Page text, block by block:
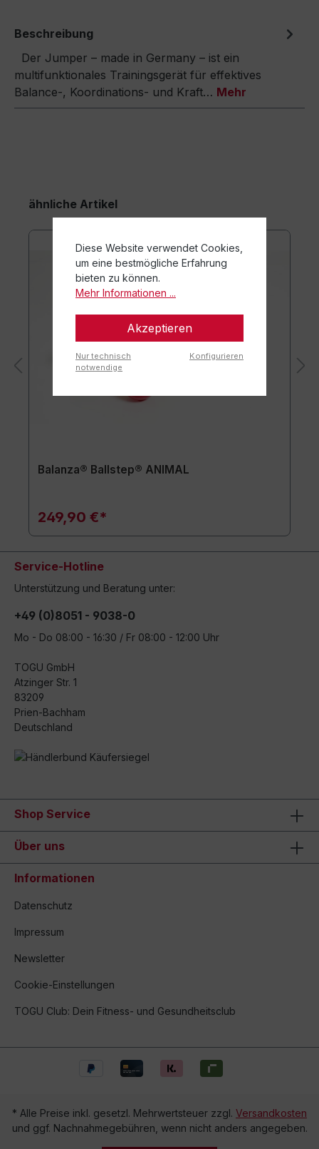
Beschreibung
Der Jumper – made in Germany – ist ein
multifunktionales Trainingsgerät für effektives
Balance-, Koordinations- und Kraft… Mehr
ähnliche Artikel
Balanza® Ballstep® ANIMAL
249,90 €*
Service-Hotline
Unterstützung und Beratung unter:
+49 (0)8051 - 9038-0
Mo - Do 08:00 - 16:30 / Fr 08:00 - 12:00 Uhr
TOGU GmbH
Atzinger Str. 1
83209
Prien-Bachham
Deutschland
Shop Service
Über uns
Informationen
Datenschutz
Impressum
Newsletter
Cookie-Einstellungen
TOGU Club: Dein Fitness- und Gesundheitsclub
* Alle Preise inkl. gesetzl. Mehrwertsteuer zzgl. Versandkosten
und ggf. Nachnahmegebühren, wenn nicht anders angegeben.
Diese Website verwendet Cookies,
um eine bestmögliche Erfahrung
bieten zu können.
Mehr Informationen ...
Akzeptieren
Nur technisch
notwendige
Konfigurieren